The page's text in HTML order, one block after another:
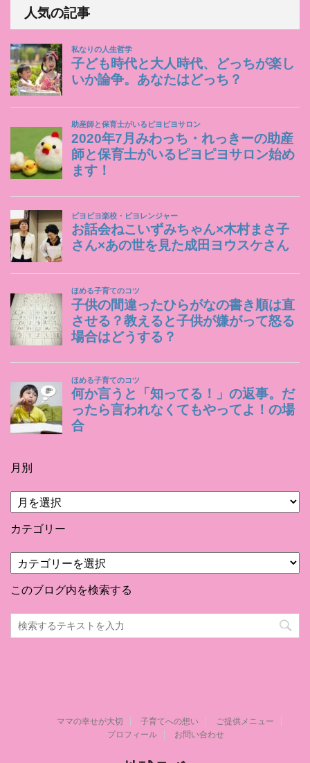
人気の記事
月別
月
別
カテゴリー
テ
ゴ
ー
このブログ内を検索する
ママの幸せが大切 子育てへの想い
ご提供メニュー
プロフィール
お問い合わせ